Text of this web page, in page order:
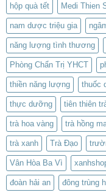
hộp quà tết Medi Thien
nam dược triệu gia
năng lượng tình thương
Phòng Chẩn Trị YHCT
thiền năng lượng thuốc
thực dưỡng tiên thiên
trà hoa vàng trà hồng
trà xanh Trà Đạo
Vân Hòa Ba Vì
đoàn hải an đông trùng